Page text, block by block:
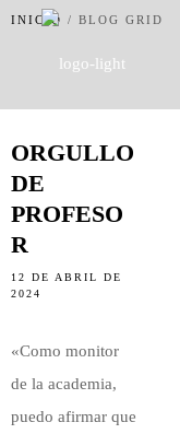
INICIO / BLOG GRID
CONSEJOS
ORGULLO
DE
PROFESO
R
12 DE ABRIL DE
2024
«Como monitor
de la academia,
puedo afirmar que